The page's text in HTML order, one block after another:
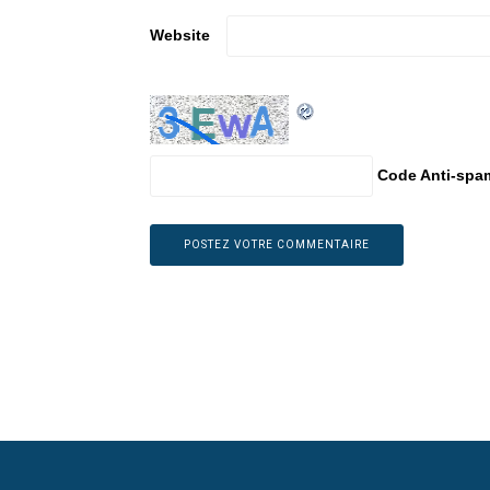
Website
Code Anti-